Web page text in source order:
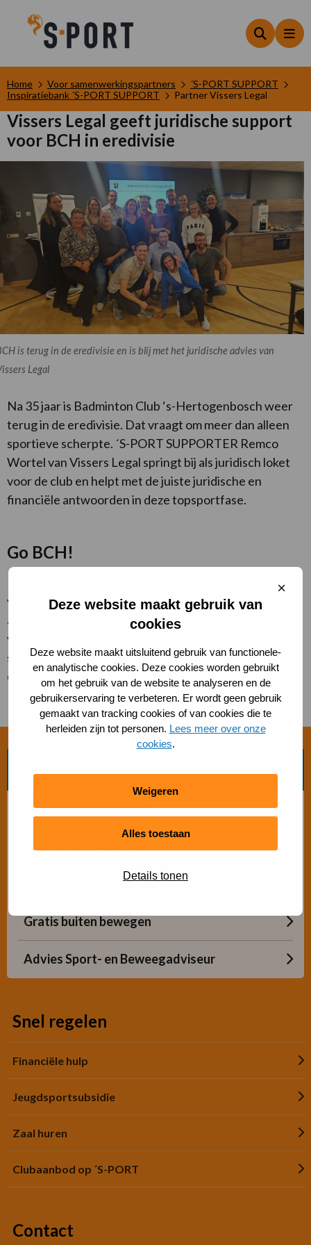
Deze website maakt gebruik van
cookies
Deze website maakt uitsluitend gebruik van functionele-
en analytische cookies. Deze cookies worden gebruikt
om het gebruik van de website te analyseren en de
gebruikerservaring te verbeteren. Er wordt geen gebruik
gemaakt van tracking cookies of van cookies die te
herleiden zijn tot personen. Lees meer over onze
cookies.
Weigeren
Alles toestaan
Details tonen
Sluit
Zoeken
Home Voor samenwerkingspartners
´S-PORT SUPPORT
Inspiratiebank ´S-PORT SUPPORT
Partner Vissers Legal
Vissers Legal geeft juridische support
voor BCH in eredivisie
is terug in de eredivisie en is blij met het juridische advies van
Legal
Na 35 jaar is Badminton Club ‘s-Hertogenbosch weer
terug in de eredivisie. Dat vraagt om meer dan alleen
sportieve scherpte. ´S-PORT SUPPORTER Remco
Wortel van Vissers Legal springt bij als juridisch loket
voor de club en helpt met de juiste juridische en
financiële antwoorden in deze topsportfase.
Go BCH!
Remco kijkt mee naar contracten, verplichtingen en
verenigingsstructuur, en geeft bovendien feedback
aan de vrijwilligers die werken aan een vernieuwd
verenigingsbeleidsplan voor de ALV. Een waardevolle
steun in een periode waarin de club professionaliseert
en groeit. Hoeha BCH!
Bosch beweegaanbod
Sporten met beperking
Beweegaanbod 50+
Gratis buiten bewegen
Advies Sport- en Beweegadviseur
Snel regelen
Financiële hulp
Jeugdsportsubsidie
Zaal huren
Clubaanbod op ´S-PORT
Contact